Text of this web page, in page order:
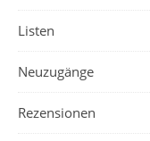
Listen
Neuzugänge
Rezensionen